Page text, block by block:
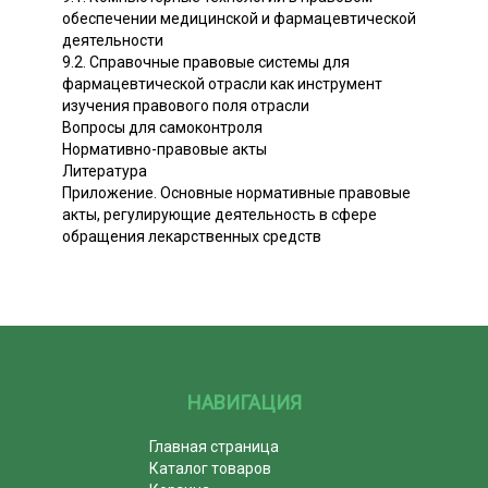
обеспечении медицинской и фармацевтической
деятельности
9.2. Справочные правовые системы для
фармацевтической отрасли как инструмент
изучения правового поля отрасли
Вопросы для самоконтроля
Нормативно-правовые акты
Литература
Приложение. Основные нормативные правовые
акты, регулирующие деятельность в сфере
обращения лекарственных средств
НАВИГАЦИЯ
Главная страница
Каталог товаров